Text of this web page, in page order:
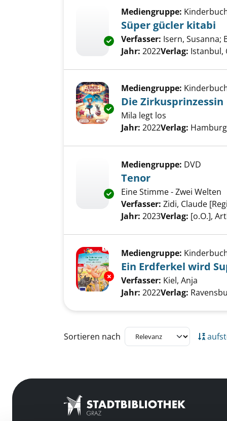
Exemplar-Details von Süper
Mediengruppe:
Süper gücler kitabi
Verfasser: Isern, Susanna;
Jahr: 2022Verlag: Istanbul,
Exemplar-Details von Die
Mediengruppe:
Die Zirkusprinzessin
Mila legt los
Suche nach diesem
Jahr: 2022Verlag:
Exemplar-Details von Tenor
Mediengruppe: DVD
Tenor
Eine Stimme - Zwei Welten
Verfasser: Zidi, Claude
Jahr: 2023Verlag: [o.O.],
Exemplar-Details von Ein
Mediengruppe:
Ein Erdferkel wird
Verfasser: Kiel, Anja
Jahr: 2022Verlag:
Zu den Suchfiltern springen
Sortieren nach